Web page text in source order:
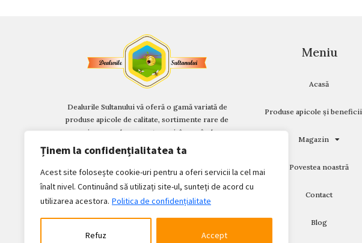
Ținem la confidențialitatea ta
Acest site folosește cookie-uri pentru a oferi servicii la cel mai
înalt nivel. Continuând să utilizați site-ul, sunteți de acord cu
utilizarea acestora. Politica de confidențialitate
Refuz Accept
Dealurile Sultanului vă oferă o gamă variată de
produse apicole de calitate, sortimente rare de
miere, produse montane și, în curând,
beneficiile unui Centru Apicol Multifuncțional.
Meniu
Acasă
Produse apicole și beneficii
Magazin
Povestea noastră
Contact
Blog